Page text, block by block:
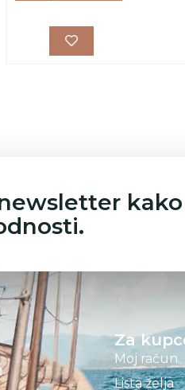
Za
Moj račun
Lista želja